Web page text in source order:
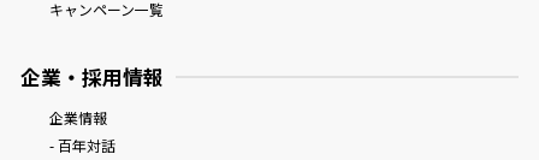
キャンペーン一覧
企業・採用情報
企業情報
- 百年対話